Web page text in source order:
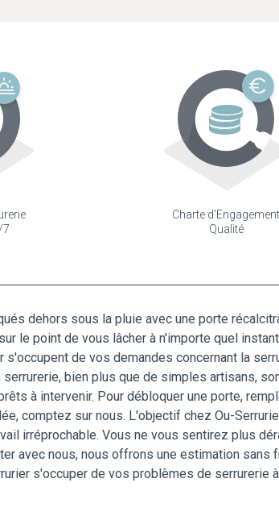
7
Charte d'Engagement
Qualité
dehors sous la pluie avec une porte
le point de vous lâcher à n'importe quel
s'occupent de vos demandes concernant la
serrurerie, bien plus que de simples artisans,
à intervenir. Pour débloquer une porte,
comptez sur nous. L'objectif chez Ou-
irréprochable. Vous ne vous sentirez plus
avec nous, nous offrons une estimation sans
s'occuper de vos problèmes de serrurerie